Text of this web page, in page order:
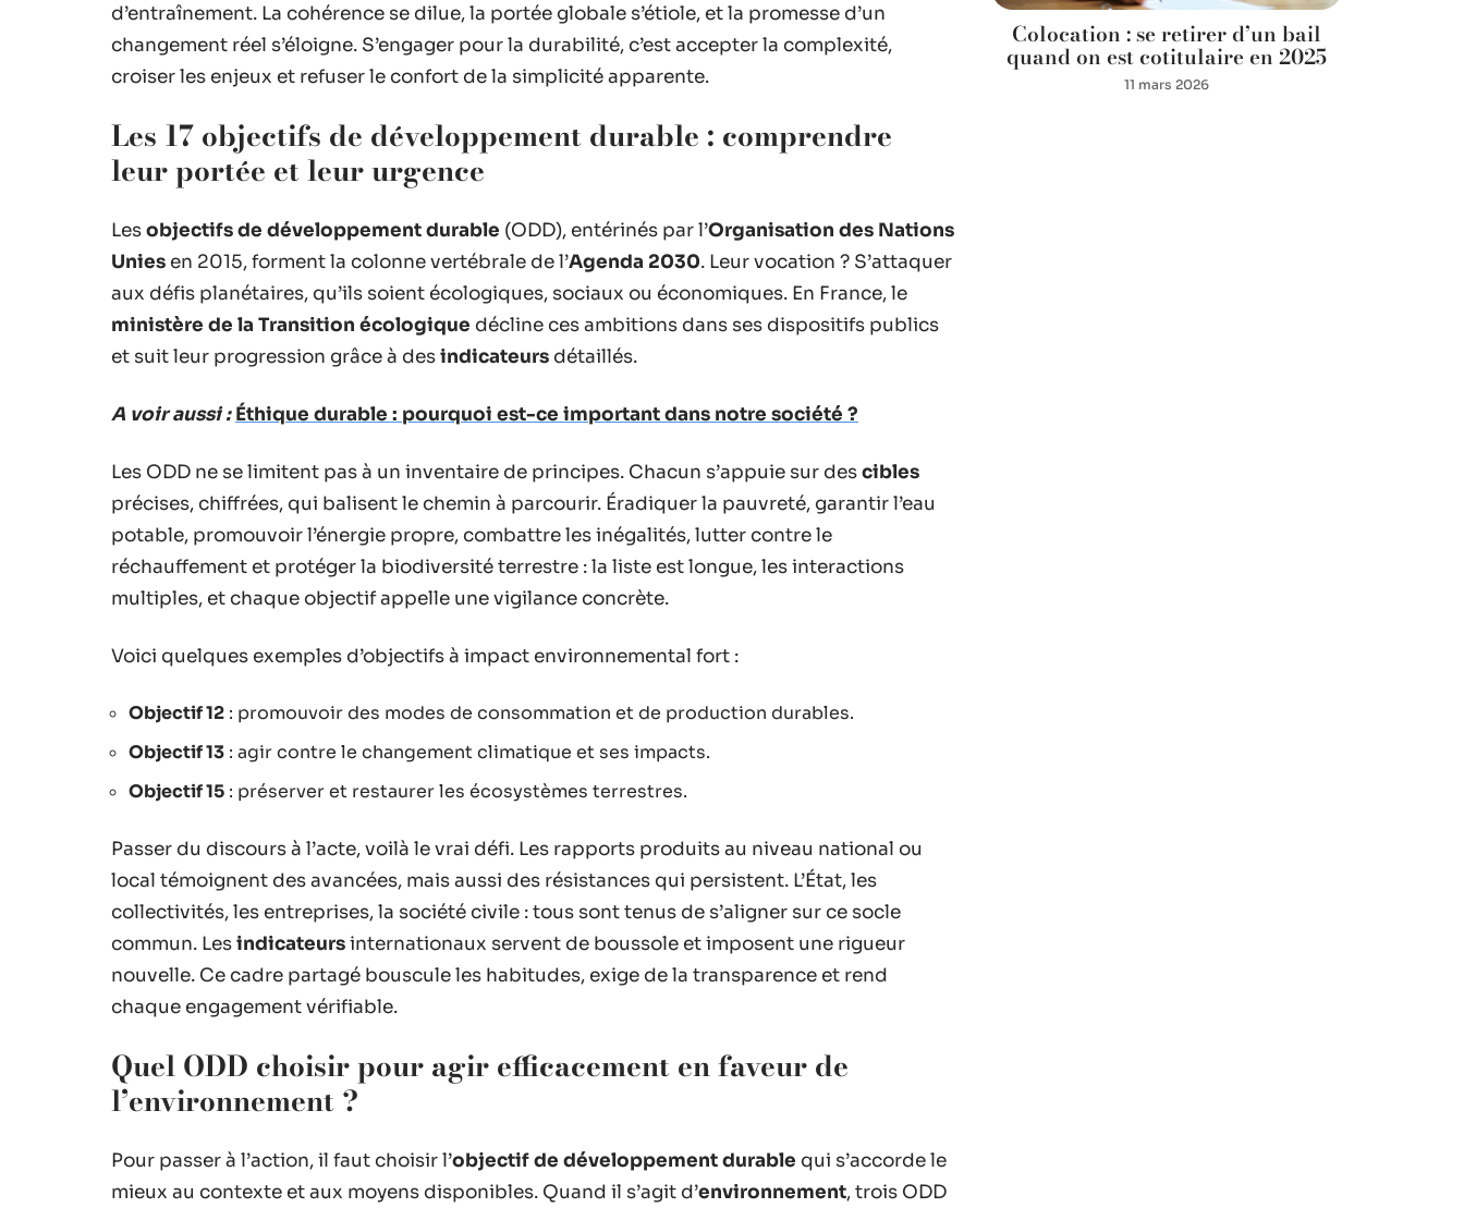
d’entraînement. La cohérence se dilue, la portée globale s’étiole, et la promesse d’un
changement réel s’éloigne. S’engager pour la durabilité, c’est accepter la complexité,
croiser les enjeux et refuser le confort de la simplicité apparente.
Les 17 objectifs de développement durable : comprendre
leur portée et leur urgence
Lesobjectifs de développement durable (ODD), entérinés par l’Organisation des Nations
Unies en 2015, forment la colonne vertébrale de l’Agenda 2030. Leur vocation ? S’attaquer
aux défis planétaires, qu’ils soient écologiques, sociaux ou économiques. En France, le
ministère de la Transition écologique décline ces ambitions dans ses dispositifs publics
et suit leur progression grâce à desindicateurs détaillés.
A voir aussi : Éthique durable : pourquoi est-ce important dans notre société ?
Les ODD ne se limitent pas à un inventaire de principes. Chacun s’appuie sur descibles
précises, chiffrées, qui balisent le chemin à parcourir. Éradiquer la pauvreté, garantir l’eau
potable, promouvoir l’énergie propre, combattre les inégalités, lutter contre le
réchauffement et protéger la biodiversité terrestre : la liste est longue, les interactions
multiples, et chaque objectif appelle une vigilance concrète.
Voici quelques exemples d’objectifs à impact environnemental fort :
Objectif 12 : promouvoir des modes de consommation et de production durables.
Objectif 13 : agir contre le changement climatique et ses impacts.
Objectif 15 : préserver et restaurer les écosystèmes terrestres.
Passer du discours à l’acte, voilà le vrai défi. Les rapports produits au niveau national ou
local témoignent des avancées, mais aussi des résistances qui persistent. L’État, les
collectivités, les entreprises, la société civile : tous sont tenus de s’aligner sur ce socle
commun. Lesindicateursinternationaux servent de boussole et imposent une rigueur
nouvelle. Ce cadre partagé bouscule les habitudes, exige de la transparence et rend
chaque engagement vérifiable.
Quel ODD choisir pour agir efficacement en faveur de
l’environnement ?
Pour passer à l’action, il faut choisir l’objectif de développement durable qui s’accorde le
mieux au contexte et aux moyens disponibles. Quand il s’agit d’environnement, trois ODD
Colocation : se retirer d’un bail
quand on est cotitulaire en 2025
11 mars 2026